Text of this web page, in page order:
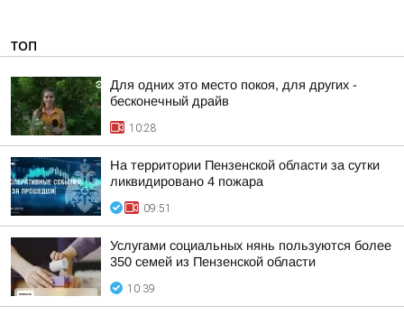
ТОП
Для одних это место покоя, для других -
бесконечный драйв
10:28
На территории Пензенской области за сутки
ликвидировано 4 пожара
09:51
Услугами социальных нянь пользуются более
350 семей из Пензенской области
10:39